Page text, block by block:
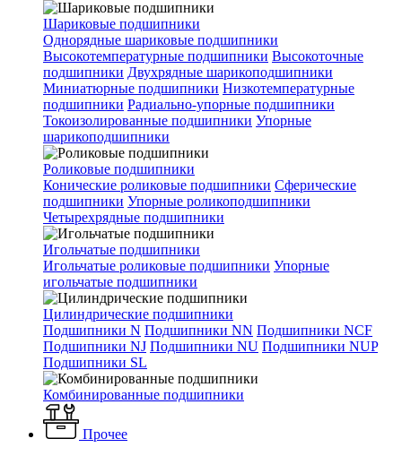
Шариковые подшипники
Однорядные шариковые подшипники
Высокотемпературные подшипники Высокоточные
подшипники Двухрядные шарикоподшипники
Миниатюрные подшипники Низкотемпературные
подшипники Радиально-упорные подшипники
Токоизолированные подшипники Упорные
шарикоподшипники
Роликовые подшипники
Конические роликовые подшипники Сферические
подшипники Упорные роликоподшипники
Четырехрядные подшипники
Игольчатые подшипники
Игольчатые роликовые подшипники Упорные
игольчатые подшипники
Цилиндрические подшипники
Подшипники N Подшипники NN Подшипники NCF
Подшипники NJ Подшипники NU Подшипники NUP
Подшипники SL
Комбинированные подшипники
Прочее